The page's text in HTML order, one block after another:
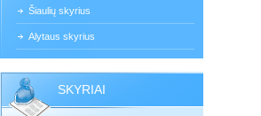
Šiaulių skyrius
Alytaus skyrius
SKYRIAI